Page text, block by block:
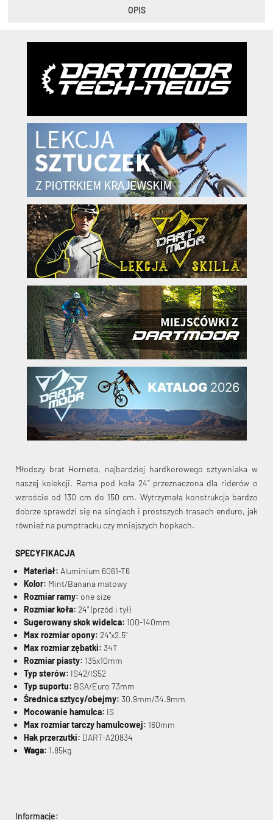
KryptoFlex Key Cable
34,90 zł* 89,00 zł*
OPIS
Młodszy brat Horneta, najbardziej hardkorowego sztywniaka w
naszej kolekcji. Rama pod koła 24” przeznaczona dla riderów o
wzroście od 130 cm do 150 cm. Wytrzymała konstrukcja bardzo
dobrze sprawdzi się na singlach i prostszych trasach enduro, jak
również na pumptracku czy mniejszych hopkach.
SPECYFIKACJA
Materiał: Aluminium 6061-T6
Kolor: Mint/Banana matowy
Rozmiar ramy: one size
Rozmiar koła: 24" (przód i tył)
Sugerowany skok widelca: 100-140mm
Max rozmiar opony: 24"x2.5"
Max rozmiar zębatki: 34T
Rozmiar piasty: 135x10mm
Typ sterów: IS42/IS52
Typ suportu: BSA/Euro 73mm
Średnica sztycy/obejmy: 30.9mm/34.9mm
Mocowanie hamulca: IS
Max rozmiar tarczy hamulcowej: 160mm
Hak przerzutki: DART-A20834
Waga: 1.85kg
Informacje: